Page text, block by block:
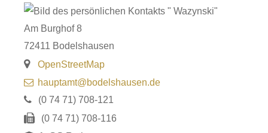
Am Burghof 8
72411 Bodelshausen
OpenStreetMap
hauptamt@bodelshausen.de
(0 74 71) 708-121
(0 74 71) 708-116